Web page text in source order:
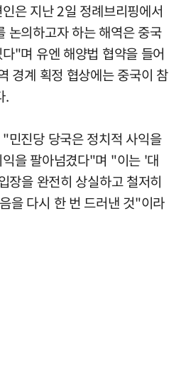
은 지난 2일 정례브리핑에서
논의하고자 하는 해역은 중국
"며 유엔 해양법 협약을 들어
경계 획정 협상에는 중국이 참
.
민진당 당국은 정치적 사익을
을 팔아넘겼다"며 "이는 '대
장을 완전히 상실하고 철저히
을 다시 한 번 드러낸 것"이라